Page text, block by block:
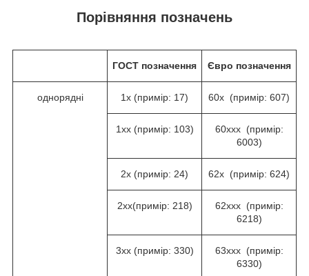
Порівняння позначень
ГОСТ позначення Євро позначення
однорядні 1х (примір: 17) 60х (примір: 607)
1хх (примір: 103)
60ххх (примір:
6003)
2х (примір: 24) 62х (примір: 624)
2хх(примір: 218)
62ххх (примір:
6218)
3хх (примір: 330)
63ххх (примір:
6330)